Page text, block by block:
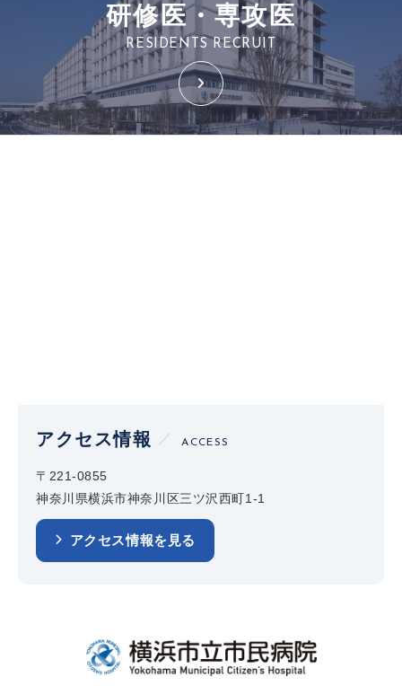
研修医・専攻医
RESIDENTS RECRUIT
アクセス情報 ACCESS
〒221-0855
神奈川県横浜市神奈川区三ツ沢西町1-1
アクセス情報を見る